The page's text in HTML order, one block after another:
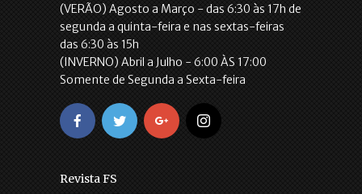
(VERÃO) Agosto a Março - das 6:30 às 17h de
segunda a quinta-feira e nas sextas-feiras
das 6:30 às 15h
(INVERNO) Abril a Julho - 6:00 ÀS 17:00
Somente de Segunda a Sexta-feira
Revista FS